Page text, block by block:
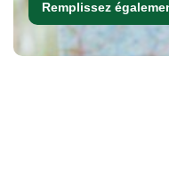
Remplissez